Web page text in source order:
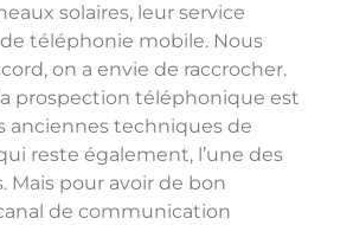
solaires, leur service
téléphonie mobile. Nous
on a envie de raccrocher.
prospection téléphonique est
anciennes techniques de
reste également, l’une des
Mais pour avoir de bon
de communication